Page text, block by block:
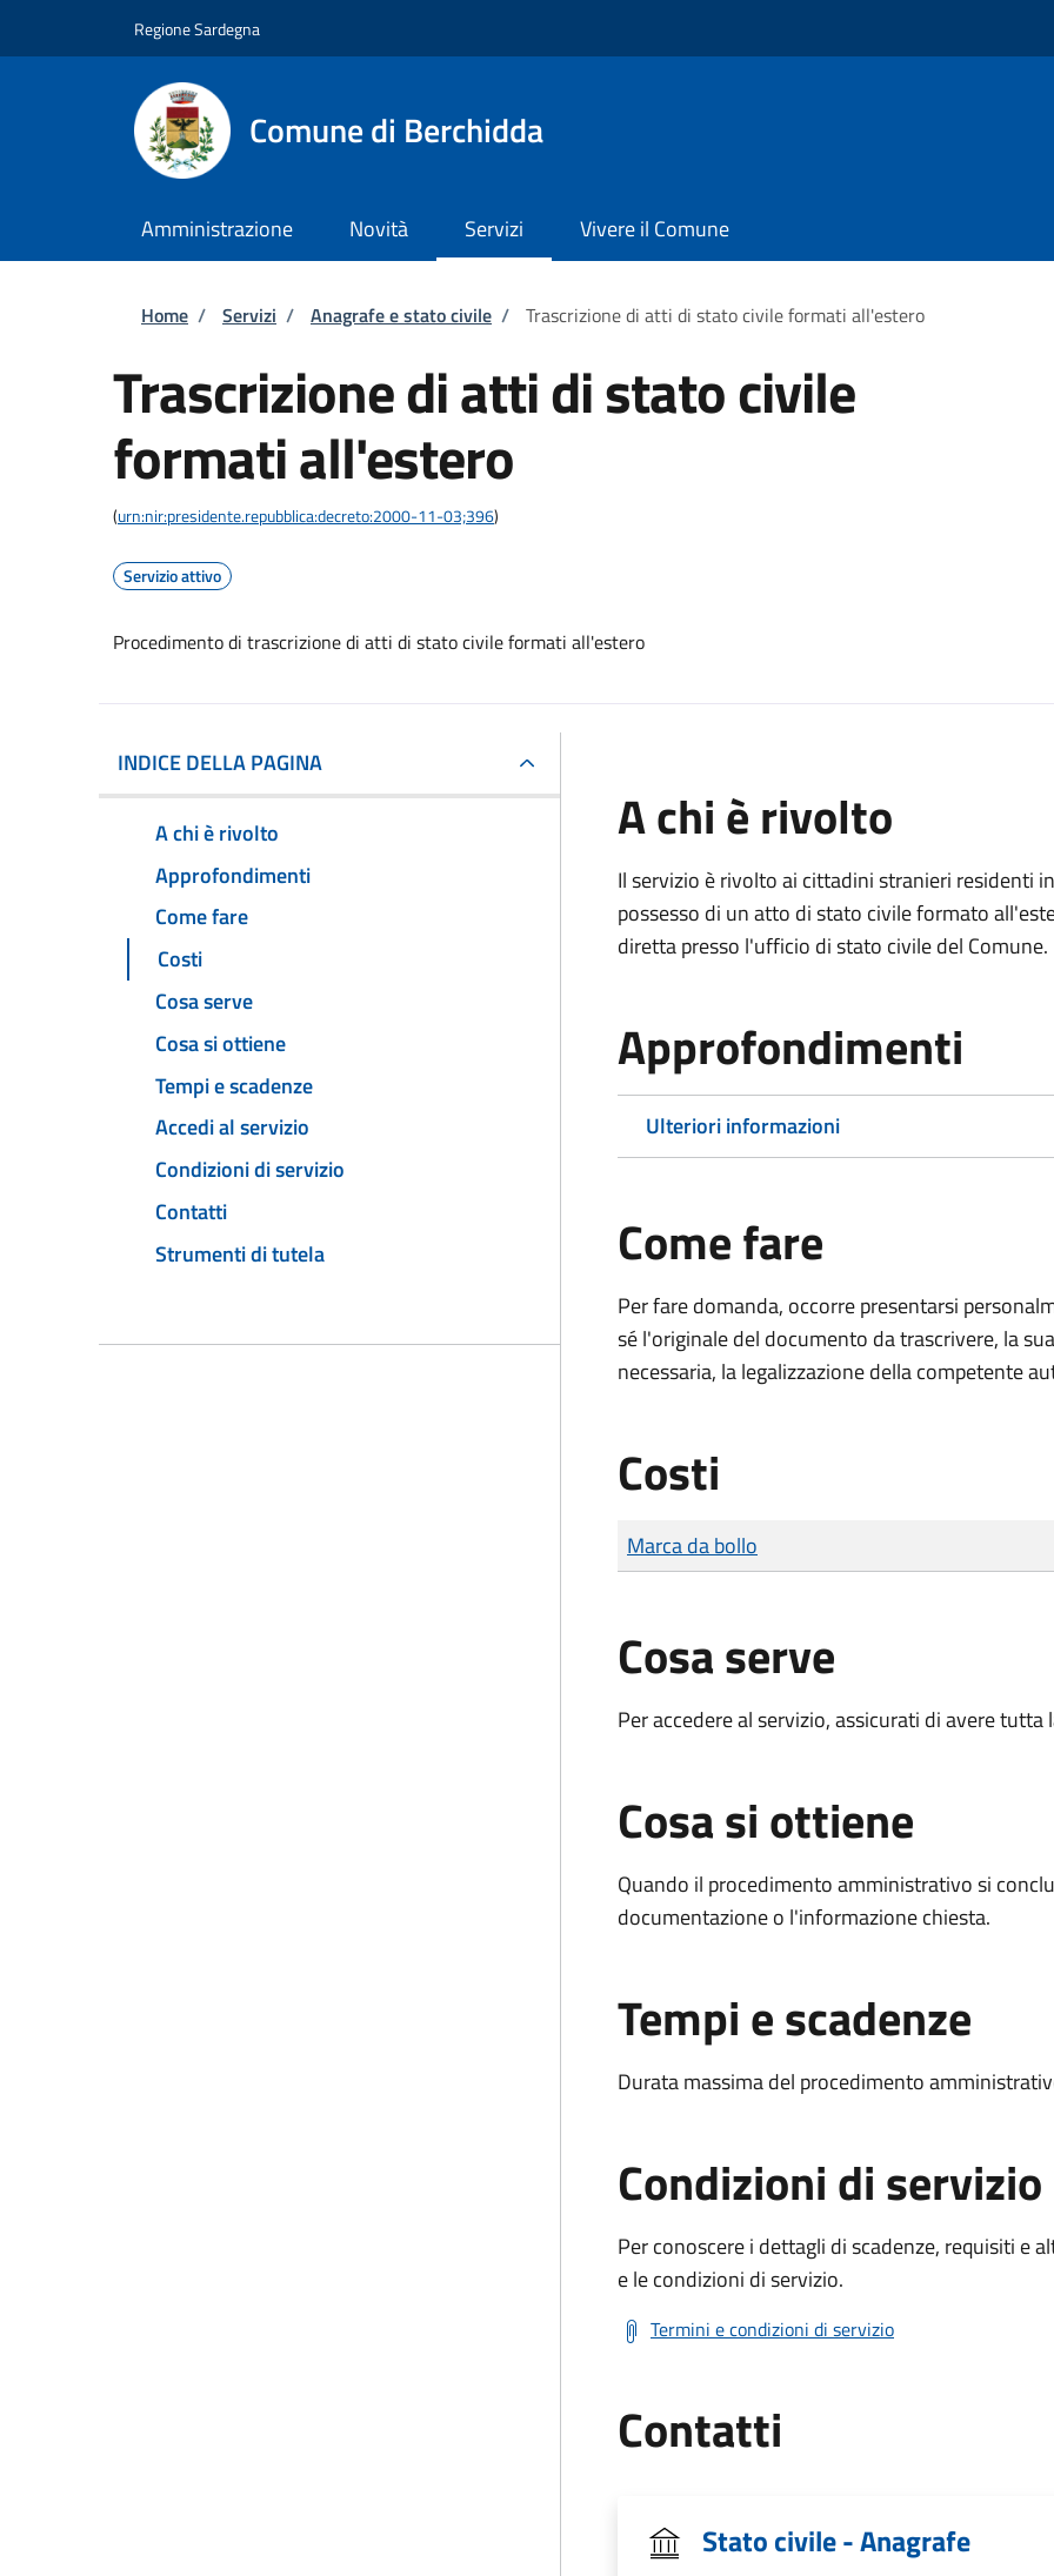
Regione Sardegna
Comune di Berchidda
Amministrazione Novità Servizi Vivere il Comune
Briciole di pane
Home / Servizi / Anagrafe e stato civile / Trascrizione di atti di stato civile formati all'estero
Trascrizione di atti di stato civile
formati all'estero
(urn:nir:presidente.repubblica:decreto:2000-11-03;396)
Servizio attivo
Procedimento di trascrizione di atti di stato civile formati all'estero
INDICE DELLA PAGINA
A chi è rivolto
Approfondimenti
Come fare
Costi
Cosa serve
Cosa si ottiene
Tempi e scadenze
Accedi al servizio
Condizioni di servizio
Contatti
Strumenti di tutela
A chi è rivolto
Il servizio è rivolto ai cittadini stranieri residenti
possesso di un atto di stato civile formato
diretta presso l'ufficio di stato civile del Comune.
Approfondimenti
Ulteriori informazioni
Come fare
Per fare domanda, occorre presentarsi
sé l'originale del documento da trascrivere, la
necessaria, la legalizzazione della competente
Costi
Tipo di pagamento
Importo
Marca da bollo
Cosa serve
Per accedere al servizio, assicurati di avere
Cosa si ottiene
Quando il procedimento amministrativo si
documentazione o l'informazione chiesta.
Tempi e scadenze
Durata massima del procedimento
Condizioni di servizio
Per conoscere i dettagli di scadenze, requisiti e
e le condizioni di servizio.
Termini e condizioni di servizio
Contatti
Stato civile - Anagrafe